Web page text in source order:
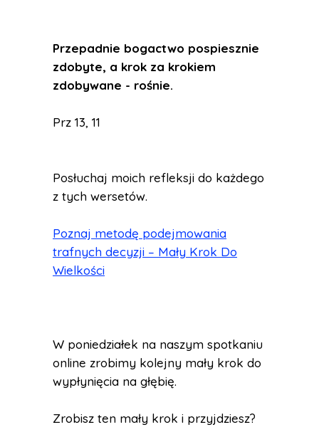
Przepadnie bogactwo pospiesznie
zdobyte, a krok za krokiem
zdobywane - rośnie.
Prz 13, 11
Posłuchaj moich refleksji do każdego
z tych wersetów.
Poznaj metodę podejmowania
trafnych decyzji – Mały Krok Do
Wielkości
W poniedziałek na naszym spotkaniu
online zrobimy kolejny mały krok do
wypłynięcia na głębię.
Zrobisz ten mały krok i przyjdziesz?